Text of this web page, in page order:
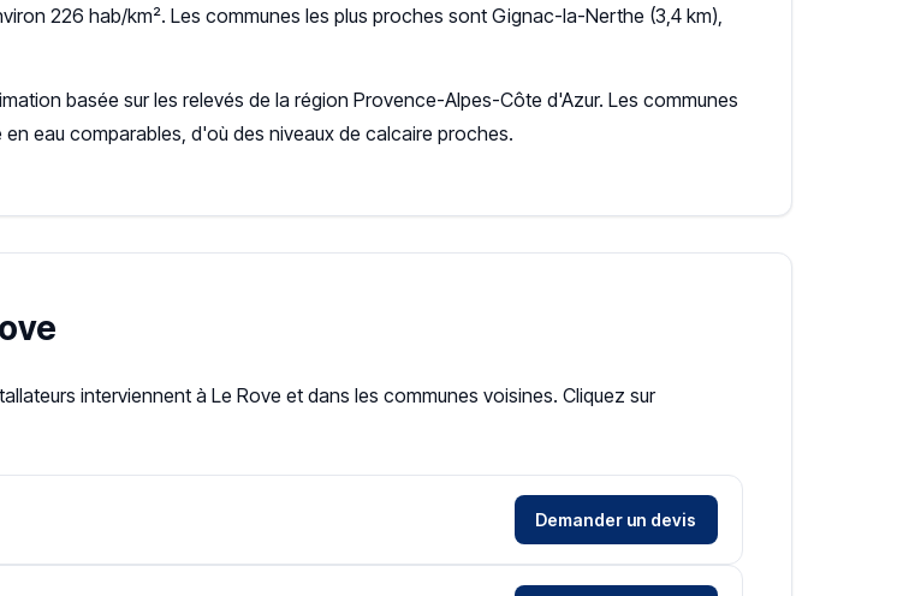
226 hab/km². Les communes les plus proches sont Gignac-la-Nerthe (3,4 km),
basée sur les relevés de la région Provence-Alpes-Côte d'Azur. Les communes
eau comparables, d'où des niveaux de calcaire proches.
interviennent à Le Rove et dans les communes voisines. Cliquez sur
Demander un devis